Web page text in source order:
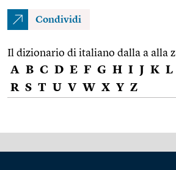
Condividi
Il dizionario di italiano dalla a alla z
A B C D E F G H I J K L
R S T U V W X Y Z